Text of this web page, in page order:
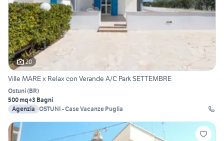
20
Ville MARE x Relax con Verande A/C Park SETTEMBRE
Ostuni(BR)
500 mq+3 Bagni
Agenzia OSTUNI - Case Vacanze Puglia